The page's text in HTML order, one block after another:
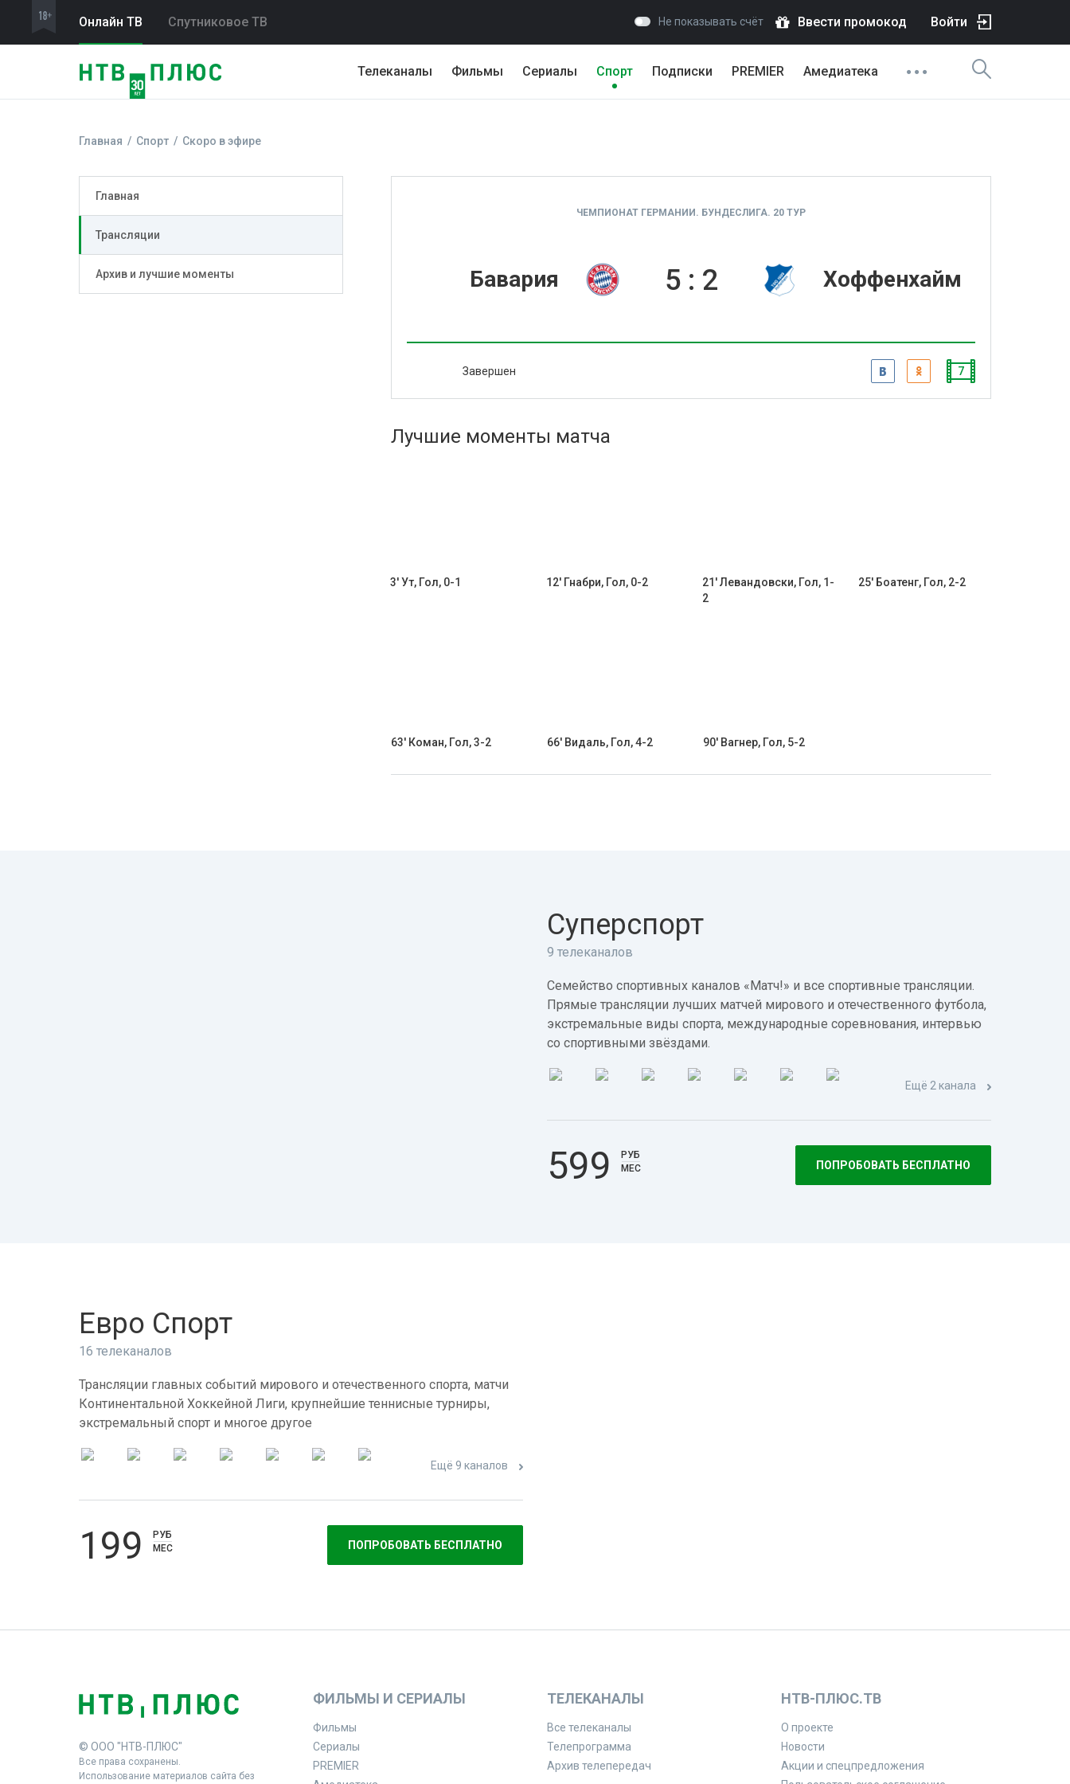
Онлайн ТВ Спутниковое ТВ Не показывать счёт Ввести промокод Войти
Телеканалы Фильмы Сериалы Спорт Подписки PREMIER Амедиатека
Главная Спорт Скоро в эфире
Главная
Трансляции
Архив и лучшие моменты
ЧЕМПИОНАТ ГЕРМАНИИ. БУНДЕСЛИГА. 20 ТУР
Бавария Хоффенхайм
5: 2
Завершен 7
Лучшие моменты матча
3' Ут, Гол, 0-1 12' Гнабри, Гол, 0-2
21' Левандовски, Гол, 1-
2
25' Боатенг, Гол, 2-2
63' Коман, Гол, 3-2 66' Видаль, Гол, 4-2 90' Вагнер, Гол, 5-2
Суперспорт
9 телеканалов
Семейство спортивных каналов «Матч!» и все спортивные трансляции.
Прямые трансляции лучших матчей мирового и отечественного футбола,
экстремальные виды спорта, международные соревнования, интервью
со спортивными звёздами.
Ещё 2 канала
599
РУБ
МЕС
ПОПРОБОВАТЬ БЕСПЛАТНО
Евро Спорт
16 телеканалов
Трансляции главных событий мирового и отечественного спорта, матчи
Континентальной Хоккейной Лиги, крупнейшие теннисные турниры,
экстремальный спорт и многое другое
Ещё 9 каналов
199
РУБ
МЕС
ПОПРОБОВАТЬ БЕСПЛАТНО
© ООО "НТВ-ПЛЮС"
Все права сохранены.
Использование материалов сайта без
ФИЛЬМЫ И СЕРИАЛЫ
Фильмы
Сериалы
PREMIER
ТЕЛЕКАНАЛЫ
Все телеканалы
Телепрограмма
Архив телепередач
НТВ-ПЛЮС.ТВ
О проекте
Новости
Акции и спецпредложения